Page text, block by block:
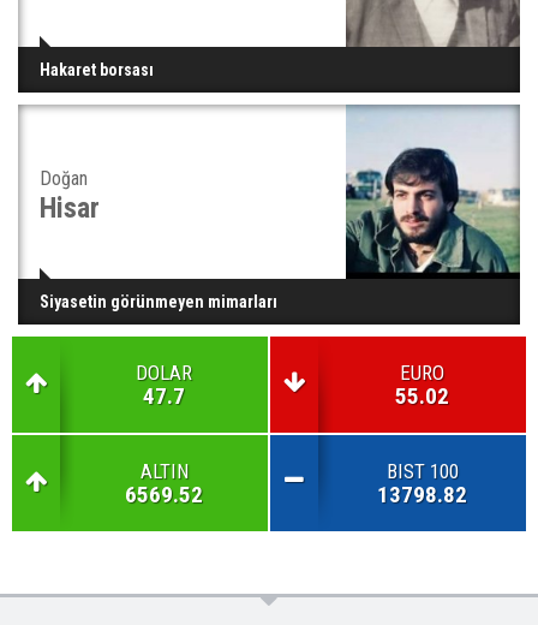
Hakaret borsası
Doğan
Hisar
Siyasetin görünmeyen mimarları
DOLAR
47.7
EURO
55.02
ALTIN
6569.52
BIST 100
13798.82